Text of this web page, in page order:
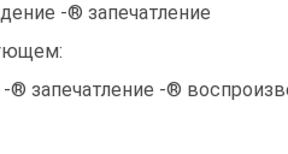
-® запечатление
-® запечатление -®